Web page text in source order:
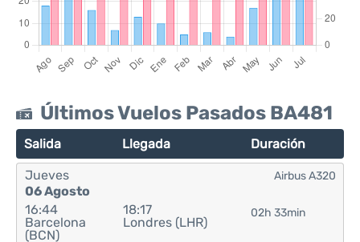
Últimos Vuelos Pasados BA481
Salida Llegada Duración
Jueves
06 Agosto
16:44
Barcelona
(BCN)
18:17
Londres (LHR)
02h 33min
Airbus A320